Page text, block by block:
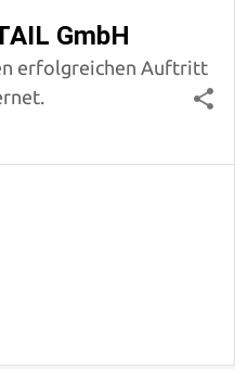
GmbH
erfolgreichen Auftritt